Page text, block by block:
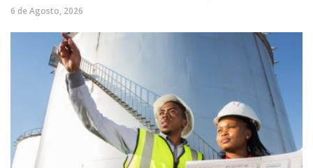
6 de Agosto, 2026